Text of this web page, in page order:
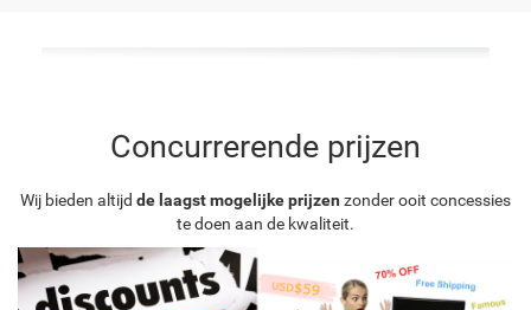
Concurrerende prijzen
Wij bieden altijd de laagst mogelijke prijzen zonder ooit concessies
te doen aan de kwaliteit.